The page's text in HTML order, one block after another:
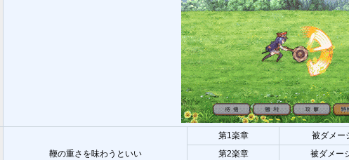
鞭の重さを味わうといい
第1楽章
被ダメー
第2楽章
被ダメー